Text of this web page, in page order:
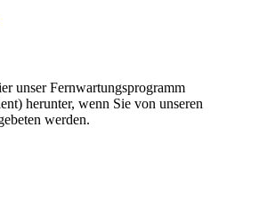
unser Fernwartungsprogramm
herunter, wenn Sie von unseren
werden.